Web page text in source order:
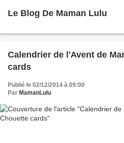
Le Blog De Maman Lulu
Calendrier de l'Avent de
cards
Publié le 02/12/2014 à 09:00
Par MamanLulu